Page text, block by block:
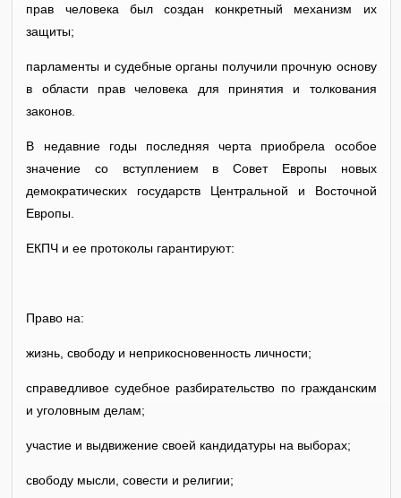
прав человека был создан конкретный механизм их
защиты;
парламенты и судебные органы получили прочную основу
в области прав человека для принятия и толкования
законов.
В недавние годы последняя черта приобрела особое
значение со вступлением в Совет Европы новых
демократических государств Центральной и Восточной
Европы.
ЕКПЧ и ее протоколы гарантируют:
Право на:
жизнь, свободу и неприкосновенность личности;
справедливое судебное разбирательство по гражданским
и уголовным делам;
участие и выдвижение своей кандидатуры на выборах;
свободу мысли, совести и религии;